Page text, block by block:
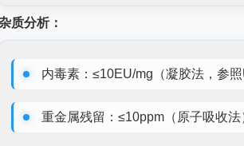
质分析：
内毒素：≤10EU/mg（凝胶法，参照
重金属残留：≤10ppm（原子吸收法